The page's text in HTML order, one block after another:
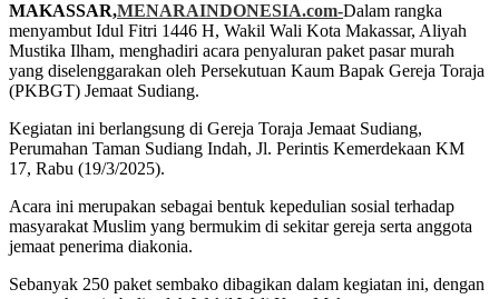
MAKASSAR,MENARAINDONESIA.com-Dalam rangka
menyambut Idul Fitri 1446 H, Wakil Wali Kota Makassar, Aliyah
Mustika Ilham, menghadiri acara penyaluran paket pasar murah
yang diselenggarakan oleh Persekutuan Kaum Bapak Gereja Toraja
(PKBGT) Jemaat Sudiang.
Kegiatan ini berlangsung di Gereja Toraja Jemaat Sudiang,
Perumahan Taman Sudiang Indah, Jl. Perintis Kemerdekaan KM
17, Rabu (19/3/2025).
Acara ini merupakan sebagai bentuk kepedulian sosial terhadap
masyarakat Muslim yang bermukim di sekitar gereja serta anggota
jemaat penerima diakonia.
Sebanyak 250 paket sembako dibagikan dalam kegiatan ini, dengan